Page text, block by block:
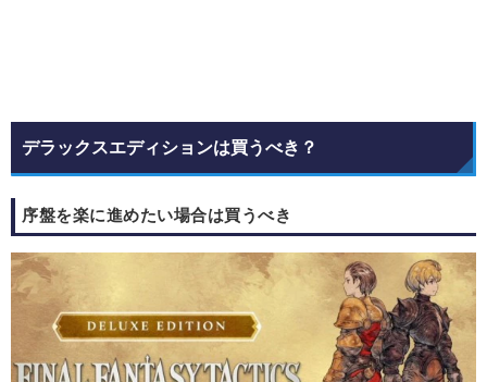
デラックスエディションは買うべき？
序盤を楽に進めたい場合は買うべき